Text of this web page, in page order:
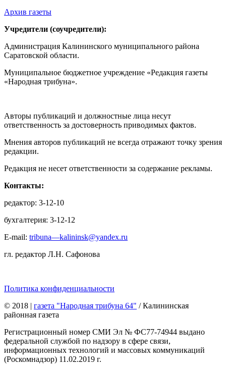
Архив газеты
Учредители (соучредители):
Администрация Калининского муниципального района
Саратовской области.
Муниципальное бюджетное учреждение «Редакция газеты
«Народная трибуна».
Авторы публикаций и должностные лица несут
ответственность за достоверность приводимых фактов.
Мнения авторов публикаций не всегда отражают точку зрения
редакции.
Редакция не несет ответственности за содержание рекламы.
Контакты:
редактор: 3-12-10
бухгалтерия: 3-12-12
E-mail: tribuna—kalininsk@yandex.ru
гл. редактор Л.Н. Сафонова
Политика конфиденциальности
© 2018 | газета "Народная трибуна 64" / Калининская
районная газета
Регистрационный номер СМИ Эл № ФС77-74944 выдано
федеральной службой по надзору в сфере связи,
информационных технологий и массовых коммуникаций
(Роскомнадзор) 11.02.2019 г.